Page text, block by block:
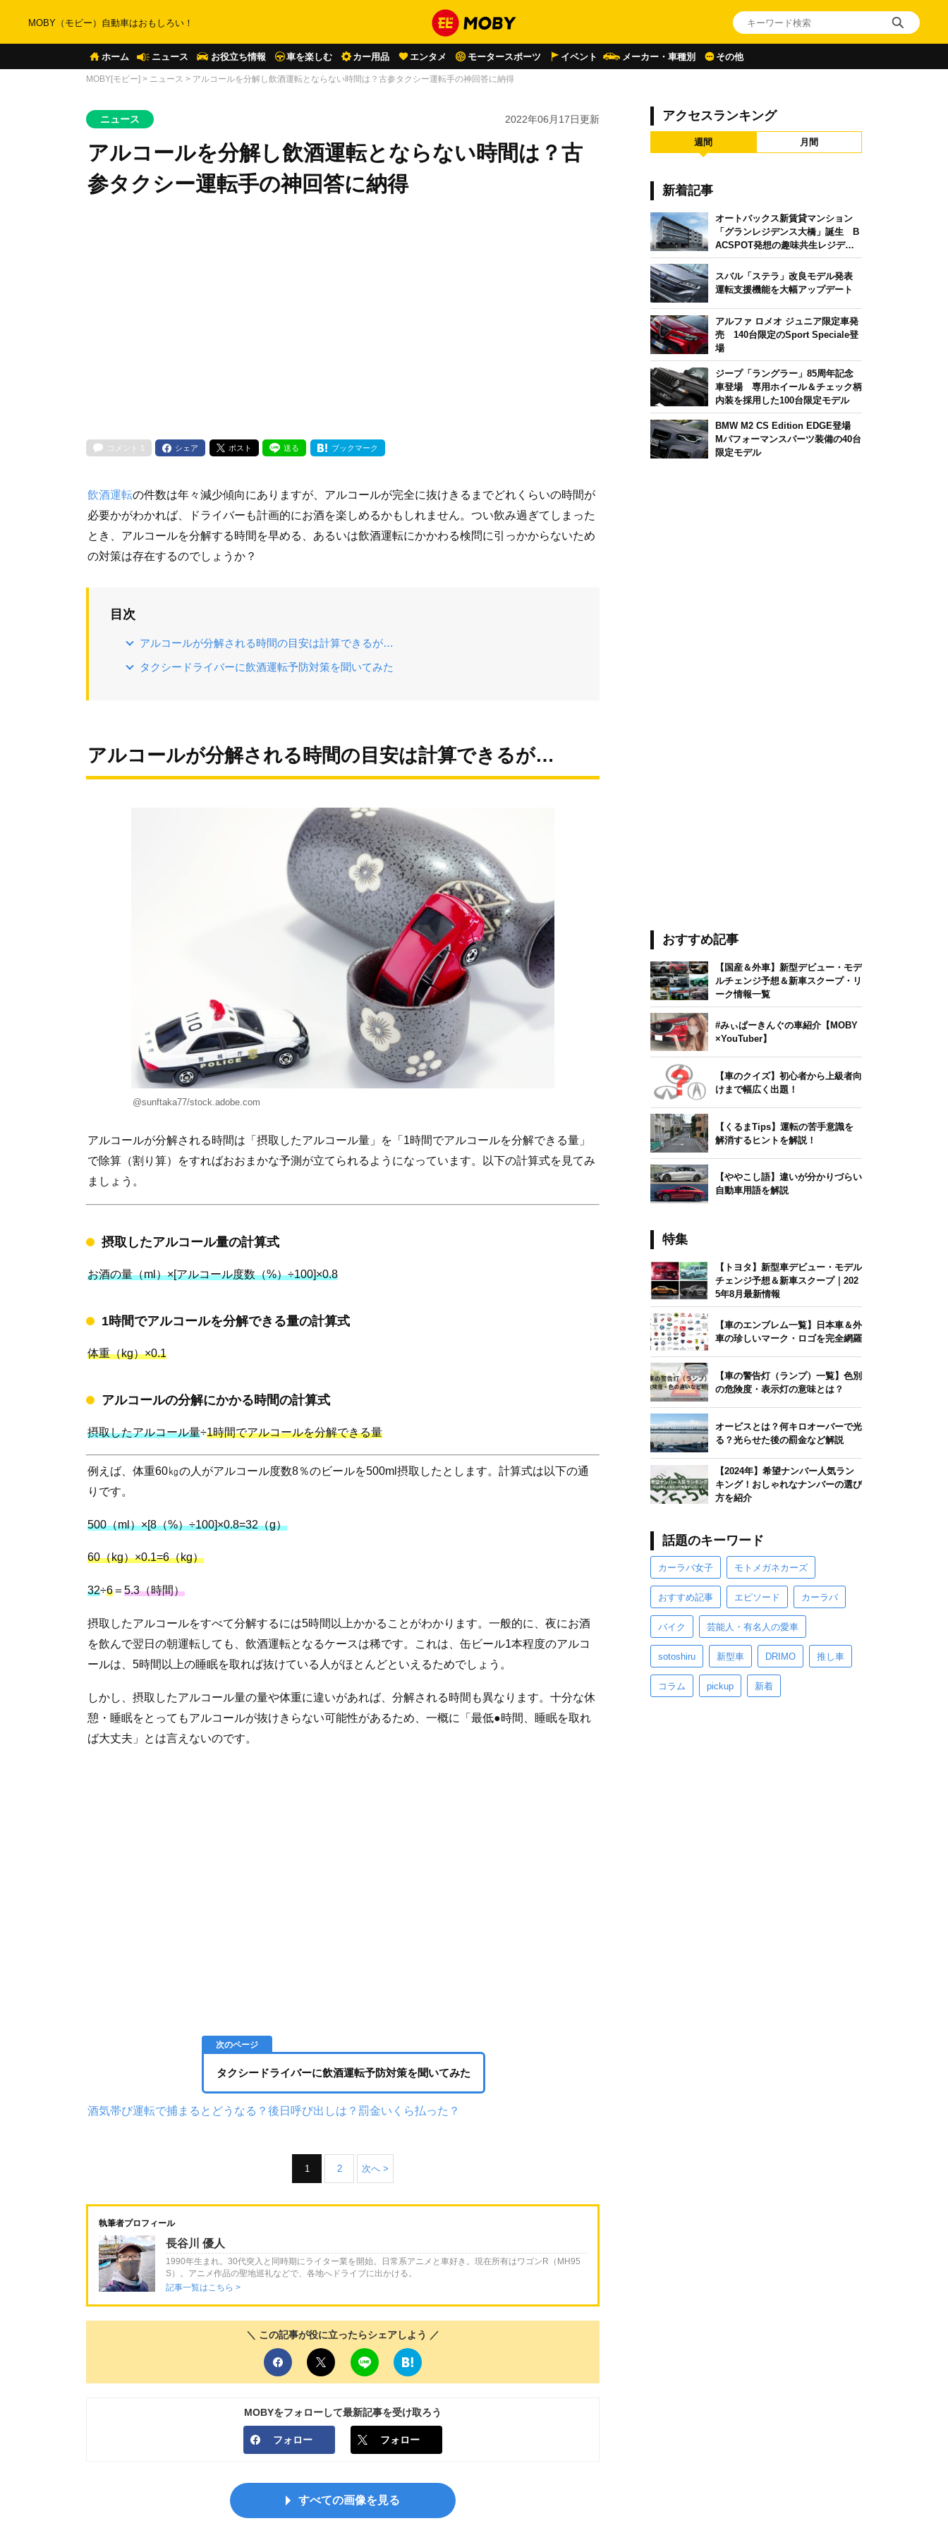
MOBY（モビー）自動車はおもしろい！
ホーム ニュース お役立ち情報 車を楽しむ カー用品 エンタメ モータースポーツ イベント メーカー・車種別 その他
MOBY[モビー] > ニュース > アルコールを分解し飲酒運転とならない時間は？古参タクシー運転手の神回答に納得
ニュース 2022年06月17日更新
アルコールを分解し飲酒運転とならない時間は？古
参タクシー運転手の神回答に納得
コメント 1 シェア ポスト 送る ブックマーク
飲酒運転の件数は年々減少傾向にありますが、アルコールが完全に抜けきるまでどれくらいの時間が
必要かがわかれば、ドライバーも計画的にお酒を楽しめるかもしれません。つい飲み過ぎてしまった
とき、アルコールを分解する時間を早める、あるいは飲酒運転にかかわる検問に引っかからないため
の対策は存在するのでしょうか？
目次
アルコールが分解される時間の目安は計算できるが…
タクシードライバーに飲酒運転予防対策を聞いてみた
アルコールが分解される時間の目安は計算できるが…
@sunftaka77/stock.adobe.com
アルコールが分解される時間は「摂取したアルコール量」を「1時間でアルコールを分解できる量」
で除算（割り算）をすればおおまかな予測が立てられるようになっています。以下の計算式を見てみ
ましょう。
摂取したアルコール量の計算式
お酒の量（ml）×[アルコール度数（%）÷100]×0.8
1時間でアルコールを分解できる量の計算式
体重（kg）×0.1
アルコールの分解にかかる時間の計算式
摂取したアルコール量÷1時間でアルコールを分解できる量
例えば、体重60㎏の人がアルコール度数8％のビールを500ml摂取したとします。計算式は以下の通
りです。
500（ml）×[8（%）÷100]×0.8=32（g）
60（kg）×0.1=6（kg）
32÷6 ＝ 5.3（時間）
摂取したアルコールをすべて分解するには5時間以上かかることがわかります。一般的に、夜にお酒
を飲んで翌日の朝運転しても、飲酒運転となるケースは稀です。これは、缶ビール1本程度のアルコ
ールは、5時間以上の睡眠を取れば抜けている人がほとんどといえるためでしょう。
しかし、摂取したアルコール量の量や体重に違いがあれば、分解される時間も異なります。十分な休
憩・睡眠をとってもアルコールが抜けきらない可能性があるため、一概に「最低●時間、睡眠を取れ
ば大丈夫」とは言えないのです。
タクシードライバーに飲酒運転予防対策を聞いてみた
酒気帯び運転で捕まるとどうなる？後日呼び出しは？罰金いくら払った？
1 2 次へ >
執筆者プロフィール
長谷川 優人
1990年生まれ。30代突入と同時期にライター業を開始。日常系アニメと車好き。現在所有はワゴンR（MH95
S）。アニメ作品の聖地巡礼などで、各地へドライブに出かける。
記事一覧はこちら >
＼ この記事が役に立ったらシェアしよう ／
MOBYをフォローして最新記事を受け取ろう
フォロー フォロー
すべての画像を見る
アクセスランキング
週間 月間
新着記事
オートバックス新賃貸マンション
「グランレジデンス大橋」誕生 B
ACSPOT発想の趣味共生レジデン
ス
スバル「ステラ」改良モデル発表
運転支援機能を大幅アップデート
アルファ ロメオ ジュニア限定車発
売 140台限定のSport Speciale登
場
ジープ「ラングラー」85周年記念
車登場 専用ホイール＆チェック柄
内装を採用した100台限定モデル
BMW M2 CS Edition EDGE登場
Mパフォーマンスパーツ装備の40台
限定モデル
おすすめ記事
【国産＆外車】新型デビュー・モデ
ルチェンジ予想＆新車スクープ・リ
ーク情報一覧
#みぃぱーきんぐの車紹介【MOBY
×YouTuber】
【車のクイズ】初心者から上級者向
けまで幅広く出題！
【くるまTips】運転の苦手意識を
解消するヒントを解説！
【ややこし語】違いが分かりづらい
自動車用語を解説
特集
【トヨタ】新型車デビュー・モデル
チェンジ予想＆新車スクープ｜202
5年8月最新情報
【車のエンブレム一覧】日本車＆外
車の珍しいマーク・ロゴを完全網羅
【車の警告灯（ランプ）一覧】色別
の危険度・表示灯の意味とは？
オービスとは？何キロオーバーで光
る？光らせた後の罰金など解説
【2024年】希望ナンバー人気ラン
キング！おしゃれなナンバーの選び
方を紹介
話題のキーワード
カーラバ女子 モトメガネカーズ
おすすめ記事 エピソード カーラバ
バイク 芸能人・有名人の愛車
sotoshiru 新型車 DRIMO 推し車
コラム pickup 新着